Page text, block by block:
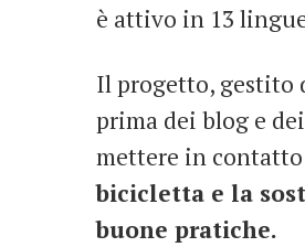
è attivo in 13
Il progetto, gestito
prima dei blog e
mettere in
bicicletta e la
buone pratiche.